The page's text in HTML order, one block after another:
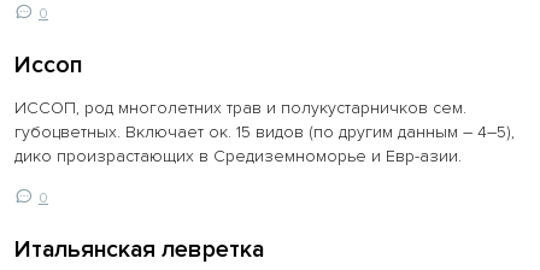
0
Иссоп
ИССОП, род многолетних трав и полукустарничков сем.
губоцветных. Включает ок. 15 видов (по другим данным – 4–5),
дико произрастающих в Средиземноморье и Евр-азии.
0
Итальянская левретка